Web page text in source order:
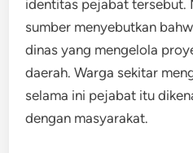
identitas pejabat tersebut.
sumber menyebutkan
dinas yang mengelola
daerah. Warga sekitar
selama ini pejabat itu
dengan masyarakat.